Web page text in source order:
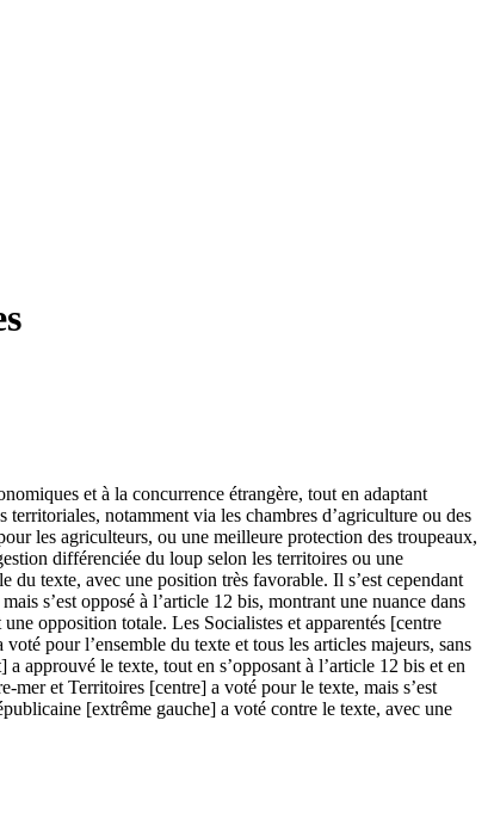
et à la concurrence étrangère, tout en adaptant
territoriales, notamment via les chambres d’agriculture ou des
les agriculteurs, ou une meilleure protection des troupeaux,
différenciée du loup selon les territoires ou une
texte, avec une position très favorable. Il s’est cependant
s’est opposé à l’article 12 bis, montrant une nuance dans
opposition totale. Les Socialistes et apparentés [centre
pour l’ensemble du texte et tous les articles majeurs, sans
approuvé le texte, tout en s’opposant à l’article 12 bis et en
mer et Territoires [centre] a voté pour le texte, mais s’est
[extrême gauche] a voté contre le texte, avec une